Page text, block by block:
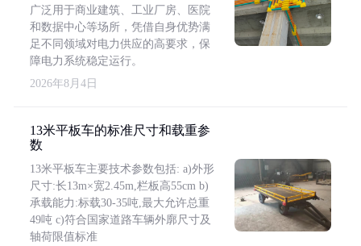
广泛用于商业建筑、工业厂房、医院
和数据中心等场所，凭借自身优势满
足不同领域对电力供应的高要求，保
障电力系统稳定运行。
2026年8月4日
13米平板车的标准尺寸和载重参
数
13米平板车主要技术参数包括: a)外形
尺寸:长13m×宽2.45m,栏板高55cm b)
承载能力:标载30-35吨,最大允许总重
49吨 c)符合国家道路车辆外廓尺寸及
轴荷限值标准